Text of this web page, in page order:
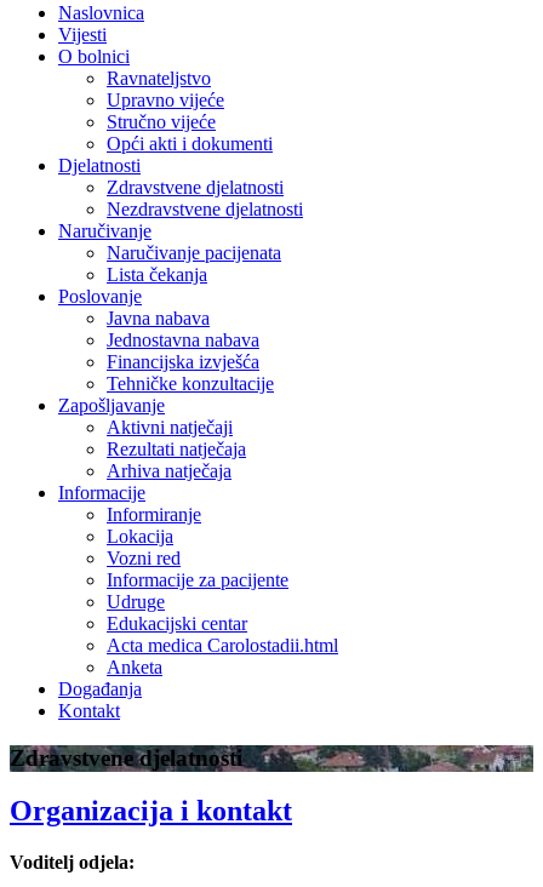
Naslovnica
Vijesti
O bolnici
Ravnateljstvo
Upravno vijeće
Stručno vijeće
Opći akti i dokumenti
Djelatnosti
Zdravstvene djelatnosti
Nezdravstvene djelatnosti
Naručivanje
Naručivanje pacijenata
Lista čekanja
Poslovanje
Javna nabava
Jednostavna nabava
Financijska izvješća
Tehničke konzultacije
Zapošljavanje
Aktivni natječaji
Rezultati natječaja
Arhiva natječaja
Informacije
Informiranje
Lokacija
Vozni red
Informacije za pacijente
Udruge
Edukacijski centar
Acta medica Carolostadii.html
Anketa
Događanja
Kontakt
Zdravstvene djelatnosti
Organizacija i kontakt
Voditelj odjela: